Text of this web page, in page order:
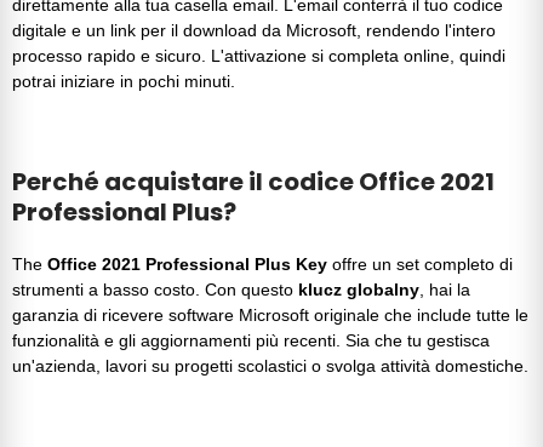
direttamente alla tua casella email. L'email conterrà il tuo codice
digitale e un link per il download da Microsoft, rendendo l'intero
processo rapido e sicuro. L'attivazione si completa online, quindi
potrai iniziare in pochi minuti.
Perché acquistare il codice Office 2021
Professional Plus?
The Office 2021 Professional Plus Key offre un set completo di
strumenti a basso costo. Con questo klucz globalny , hai la
garanzia di ricevere software Microsoft originale che include tutte le
funzionalità e gli aggiornamenti più recenti. Sia che tu gestisca
un'azienda, lavori su progetti scolastici o svolga attività domestiche.